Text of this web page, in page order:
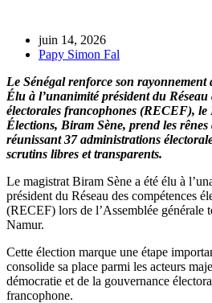
juin 14, 2026
Papy Simon Fal
Le Sénégal renforce son rayonnement
Élu à l’unanimité président du Réseau
électorales francophones (RECEF), le
Élections, Biram Sène, prend les
réunissant 37 administrations
scrutins libres et transparents.
Le magistrat Biram Sène a été élu à
président du Réseau des compétences
(RECEF) lors de l’Assemblée générale
Namur.
Cette élection marque une étape
consolide sa place parmi les acteurs
démocratie et de la gouvernance
francophone.